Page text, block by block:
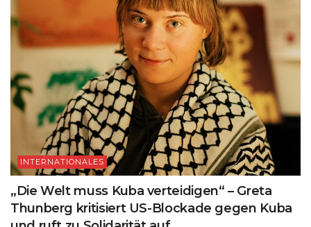
INTERNATIONALES
„Die Welt muss Kuba verteidigen“ – Greta
Thunberg kritisiert US-Blockade gegen Kuba